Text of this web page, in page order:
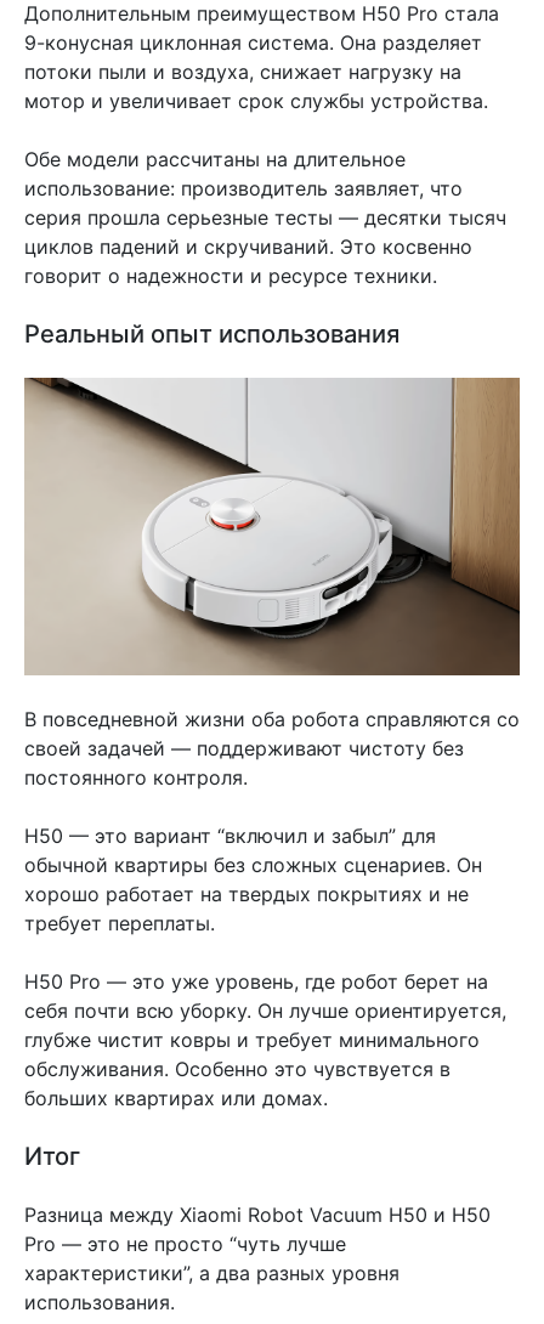
Дополнительным преимуществом H50 Pro стала
9-конусная циклонная система. Она разделяет
потоки пыли и воздуха, снижает нагрузку на
мотор и увеличивает срок службы устройства.
Обе модели рассчитаны на длительное
использование: производитель заявляет, что
серия прошла серьезные тесты — десятки тысяч
циклов падений и скручиваний. Это косвенно
говорит о надежности и ресурсе техники.
Реальный опыт использования
В повседневной жизни оба робота справляются со
своей задачей — поддерживают чистоту без
постоянного контроля.
H50 — это вариант “включил и забыл” для
обычной квартиры без сложных сценариев. Он
хорошо работает на твердых покрытиях и не
требует переплаты.
H50 Pro — это уже уровень, где робот берет на
себя почти всю уборку. Он лучше ориентируется,
глубже чистит ковры и требует минимального
обслуживания. Особенно это чувствуется в
больших квартирах или домах.
Итог
Разница между Xiaomi Robot Vacuum H50 и H50
Pro — это не просто “чуть лучше
характеристики”, а два разных уровня
использования.